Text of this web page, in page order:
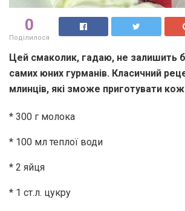
0
Поділилося
Цей смаколик, гадаю, не залишить
самих юних гурманів. Класичний
млинців, які зможе приготувати
* 300 г молока
* 100 мл теплої води
* 2 яйця
* 1 ст.л. цукру